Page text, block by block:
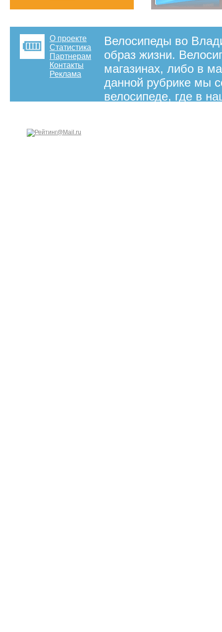
О проекте
Статистика
Партнерам
Контакты
Реклама
Велосипеды во
образ жизни.
магазинах, либо в
данной рубрике мы
велосипеде, где в